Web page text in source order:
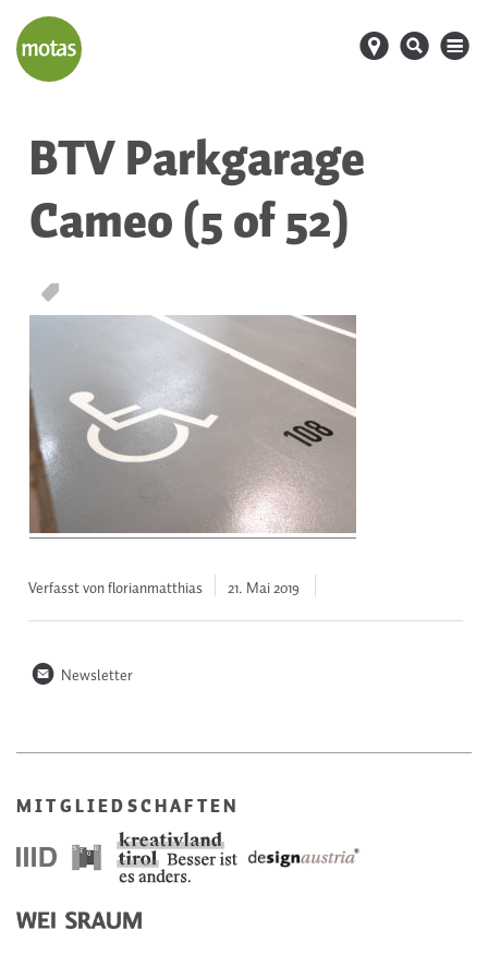
d s M
BTV Parkgarage
Cameo (5 of 52)
T
Verfasst von florianmatthias 21. Mai2019
n Newsletter
MITGLIEDSCHAFTEN